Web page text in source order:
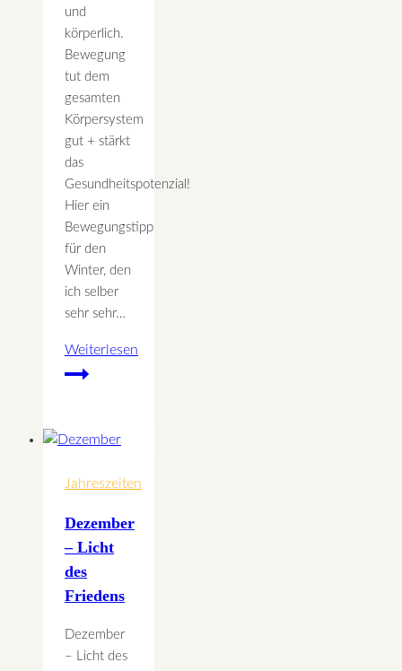
und
körperlich.
Bewegung
tut dem
gesamten
Körpersystem
gut + stärkt
das
Gesundheitspotenzial!
Hier ein
Bewegungstipp
für den
Winter, den
ich selber
sehr sehr…
Weiterlesen
Bewegungstipp
Jahreszeiten
Dezember
– Licht
des
Friedens
Dezember
– Licht des